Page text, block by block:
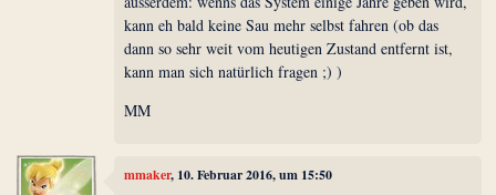
kann eh bald keine Sau mehr selbst fahren (ob das
dann so sehr weit vom heutigen Zustand entfernt ist,
kann man sich natürlich fragen ;) )
MM
mmaker, 10. Februar 2016, um 15:50